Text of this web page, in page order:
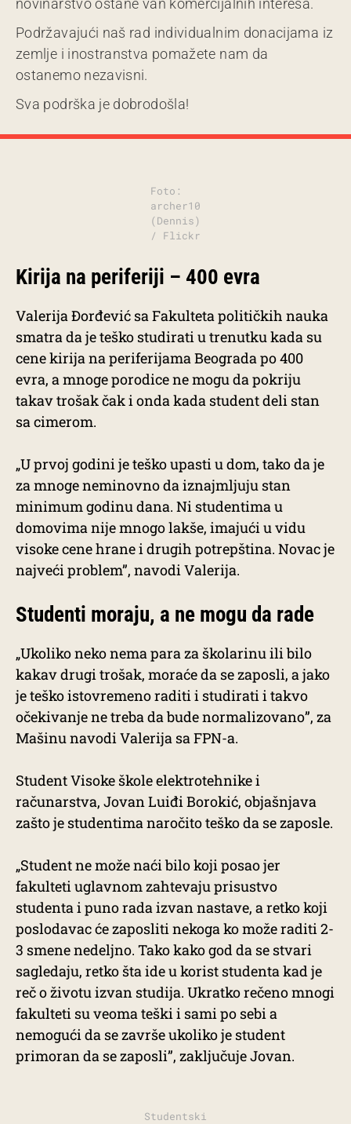
novinarstvo ostane van komercijalnih interesa.
Podržavajući naš rad individualnim donacijama iz
zemlje i inostranstva pomažete nam da
ostanemo nezavisni.
Sva podrška je dobrodošla!
Foto:
archer10
(Dennis)
/ Flickr
Kirija na periferiji – 400 evra
Valerija Đorđević sa Fakulteta političkih nauka
smatra da jeteško studirati u trenutku kada su
cene kirija na periferijama Beograda po 400
evra, a mnoge porodice ne mogu da pokriju
takav trošak čak i onda kada student deli stan
sa cimerom.
„U prvoj godini je teško upasti u dom, tako da je
za mnoge neminovno da iznajmljuju stan
minimum godinu dana. Ni studentima u
domovima nije mnogo lakše, imajući u vidu
visoke cene hrane i drugih potrepština. Novac je
najveći problem”, navodi Valerija.
Studenti moraju, a ne mogu da rade
„Ukoliko neko nema para za školarinu ili bilo
kakav drugi trošak, moraće da se zaposli, a jako
je teško istovremeno raditi i studirati i takvo
očekivanje ne treba da bude normalizovano”, za
Mašinu navodi Valerija sa FPN-a.
Student Visoke škole elektrotehnike i
računarstva, Jovan Luiđi Borokić, objašnjava
zašto je studentima naročito teško da se zaposle.
„Student ne može naći bilo koji posao jer
fakulteti uglavnom zahtevaju prisustvo
studenta i puno rada izvan nastave, a retko koji
poslodavac će zaposliti nekoga ko može raditi 2-
3 smene nedeljno. Tako kako god da se stvari
sagledaju, retko šta ide u korist studenta kad je
reč o životu izvan studija. Ukratko rečeno mnogi
fakulteti su veoma teški i sami po sebi a
nemogući da se završe ukoliko je student
primoran da se zaposli”, zaključuje Jovan.
Studentski